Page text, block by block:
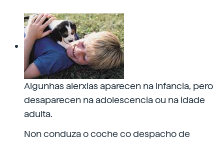
Algunhas alerxias aparecen na infancia, pero
desaparecen na adolescencia ou na idade
adulta.
Non conduza o coche co despacho de